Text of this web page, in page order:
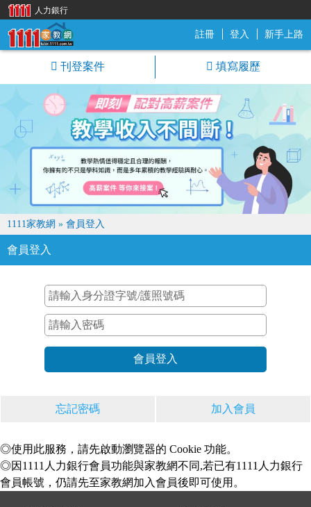
註冊 登入 新手上路
刊登案件 填寫履歷
1111家教網 » 會員登入
會員登入
忘記密碼 加入會員
◎使用此服務，請先啟動瀏覽器的 Cookie 功能。
◎因1111人力銀行會員功能與家教網不同,若已有1111人力銀行
會員帳號，仍請先至家教網加入會員後即可使用。
人力銀行